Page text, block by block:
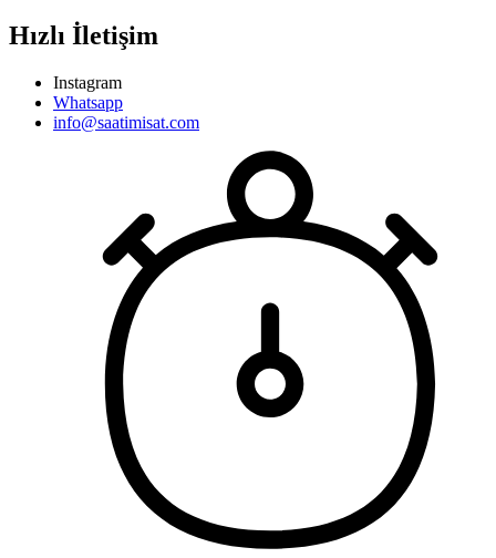
Hızlı İletişim
Instagram
Whatsapp
info@saatimisat.com